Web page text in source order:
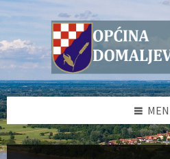
Skip
to
Skip
to
sidebar
Skip
to
sidebar
Skip
to